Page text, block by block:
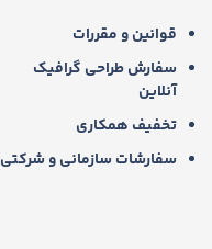
قوانین و مقررات
سفارش طراحی گرافیک
آنلاین
تخفیف همکاری
سفارشات سازمانی و شرکتی